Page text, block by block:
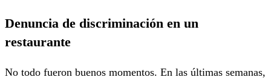
Denuncia de discriminación en un
restaurante
No todo fueron buenos momentos. En las últimas semanas,